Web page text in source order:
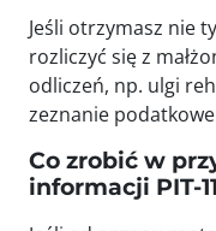
Jeśli otrzymasz nie
rozliczyć się z
odliczeń, np. ulgi
zeznanie
Co zrobić w
informacji PIT-